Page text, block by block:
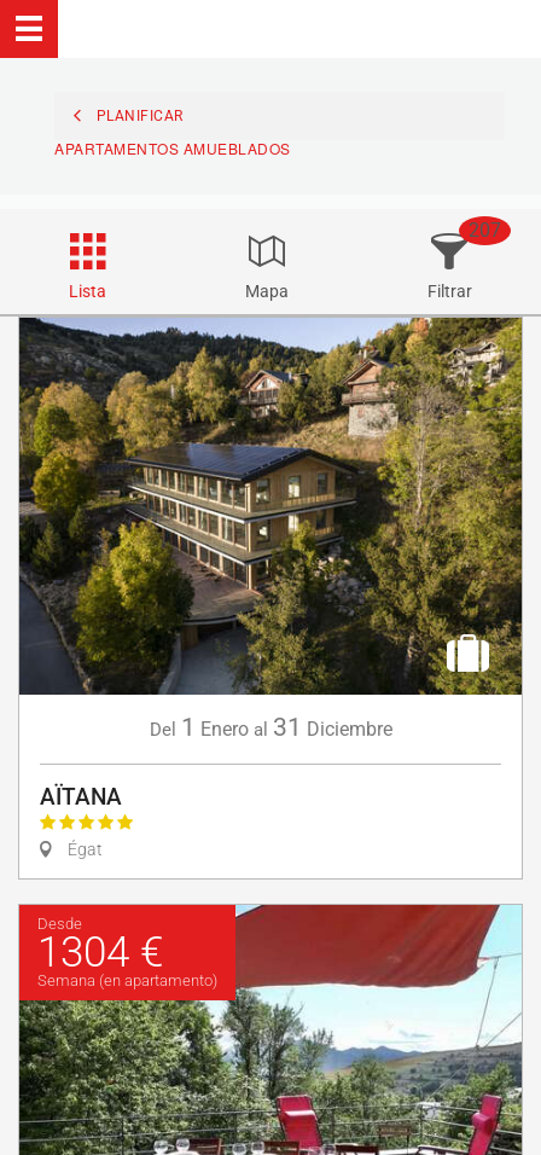
PLANIFICAR
APARTAMENTOS AMUEBLADOS
Lista Mapa Filtrar
207
Del 1 Enero al 31 Diciembre
AÏTANA
Égat
Desde
1304 €
Semana (en apartamento)